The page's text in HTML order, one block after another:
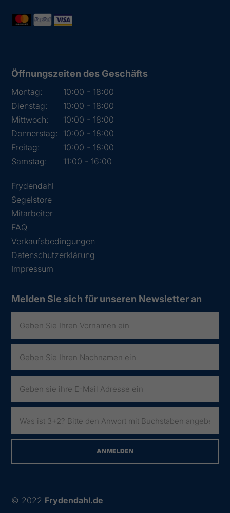
Öffnungszeiten des Geschäfts
Montag:
10:00 - 18:00
Dienstag:
10:00 - 18:00
Mittwoch:
10:00 - 18:00
Donnerstag:
10:00 - 18:00
Freitag:
10:00 - 18:00
Samstag:
11:00 - 16:00
Frydendahl
Segelstore
Mitarbeiter
FAQ
Verkaufsbedingungen
Datenschutzerklärung
Impressum
Melden Sie sich für unseren Newsletter an
© 2022 Frydendahl.de